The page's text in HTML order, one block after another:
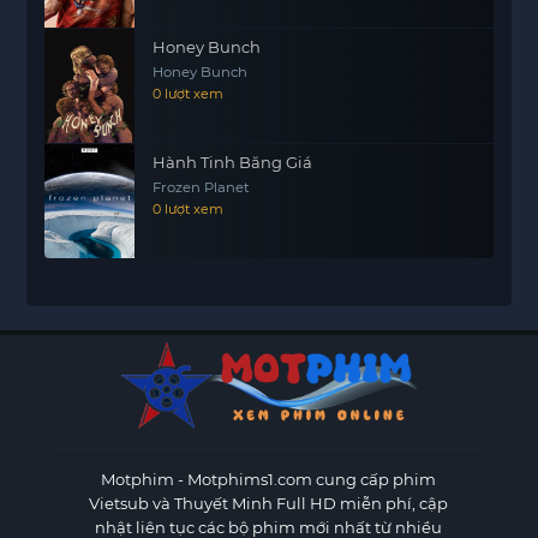
mọi người sống thật với chính mình và theo đuổi
những giá trị tốt đẹp trong cuộc sống.
Honey Bunch
Honey Bunch
0 lượt xem
Hành Tinh Băng Giá
Frozen Planet
0 lượt xem
Motphim - Motphims1.com cung cấp phim
Vietsub và Thuyết Minh Full HD miễn phí, cập
nhật liên tục các bộ phim mới nhất từ nhiều